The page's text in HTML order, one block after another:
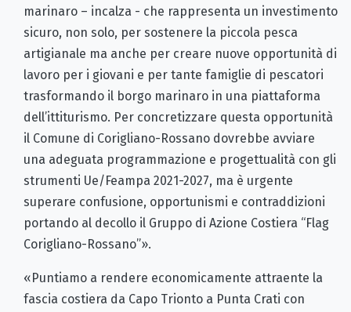
marinaro – incalza - che rappresenta un investimento
sicuro, non solo, per sostenere la piccola pesca
artigianale ma anche per creare nuove opportunità di
lavoro per i giovani e per tante famiglie di pescatori
trasformando il borgo marinaro in una piattaforma
dell’ittiturismo. Per concretizzare questa opportunità
il Comune di Corigliano-Rossano dovrebbe avviare
una adeguata programmazione e progettualità con gli
strumenti Ue/Feampa 2021-2027, ma è urgente
superare confusione, opportunismi e contraddizioni
portando al decollo il Gruppo di Azione Costiera “Flag
Corigliano-Rossano”».
«Puntiamo a rendere economicamente attraente la
fascia costiera da Capo Trionto a Punta Crati con